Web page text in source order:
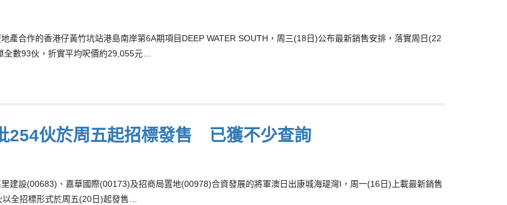
產合作的香港仔黃竹坑站港島南岸第6A期項目DEEP WATER SOUTH，周三(18日)公布最新銷售安排，落實周日(22
全數93伙，折實平均呎價約29,055元…
254伙於周五起招標發售 已獲不少查詢
建設(00683)、嘉華國際(00173)及招商局置地(00978)合資發展的將軍澳日出康城海瑅灣I，周一(16日)上載最新銷售
以全招標形式於周五(20日)起發售…